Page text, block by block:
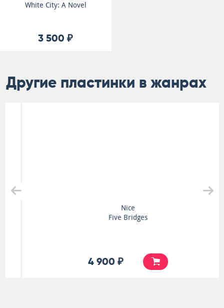
White City: A Novel
3 500 ₽
Другие пластинки в жанрах
Five Bridges
4 900 ₽